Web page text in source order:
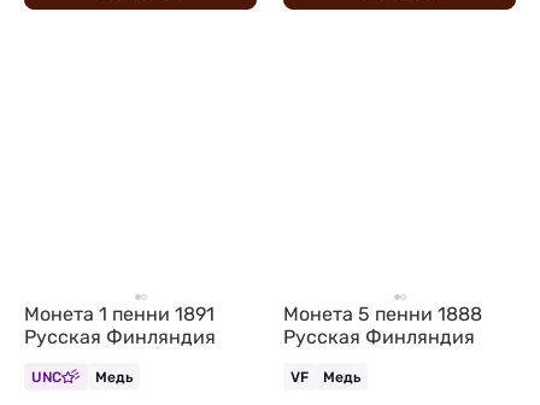
Монета 1 пенни 1891
Русская Финляндия
UNC Медь
Монета 5 пенни 1888
Русская Финляндия
VF Медь